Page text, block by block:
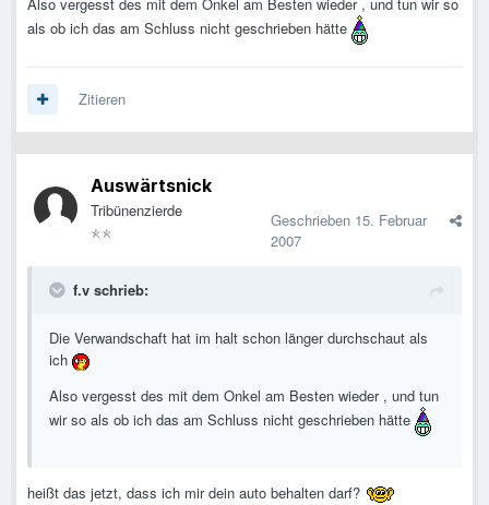
Also vergesst des mit dem Onkel am Besten wieder , und tun wir so
als ob ich das am Schluss nicht geschrieben hätte
Zitieren
Auswärtsnick
Tribünenzierde Geschrieben 15. Februar
2007
f.v schrieb:
Die Verwandschaft hat im halt schon länger durchschaut als
ich
Also vergesst des mit dem Onkel am Besten wieder , und tun
wir so als ob ich das am Schluss nicht geschrieben hätte
heißt das jetzt, dass ich mir dein auto behalten darf?